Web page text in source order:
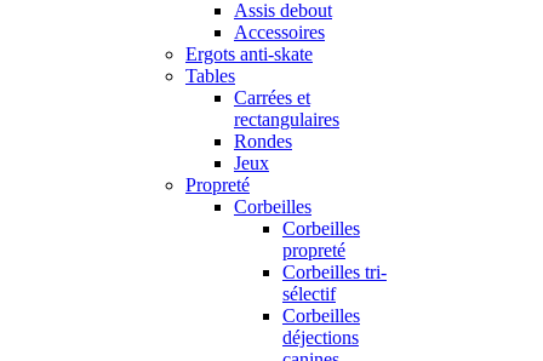
Assis debout
Accessoires
Ergots anti-skate
Tables
Carrées et
rectangulaires
Rondes
Jeux
Propreté
Corbeilles
Corbeilles
propreté
Corbeilles tri-
sélectif
Corbeilles
déjections